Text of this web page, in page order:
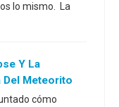
lo mismo. La
Y La
Del Meteorito
cómo